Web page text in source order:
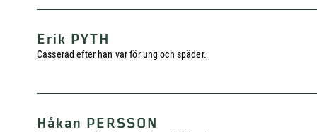
Erik PYTH
Casserad efter han var för ung och späder.
Håkan PERSSON